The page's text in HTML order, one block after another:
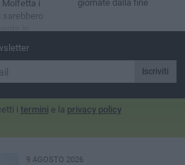
Molfetta i
sarebbero
in
giornate dalla fine
Iscriviti
i termini e la privacy policy
9 AGOSTO 2026